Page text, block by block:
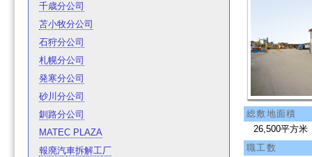
千歳分公司
苫小牧分公司
石狩分公司
札幌分公司
発寒分公司
砂川分公司
釧路分公司
MATEC PLAZA
報廃汽車拆解工厂
総敷地面積
26,500平方米
職工数